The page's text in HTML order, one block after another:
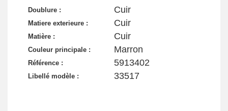
Doublure : Cuir
Matiere exterieure : Cuir
Matière : Cuir
Couleur principale : Marron
Référence : 5913402
Libellé modèle : 33517